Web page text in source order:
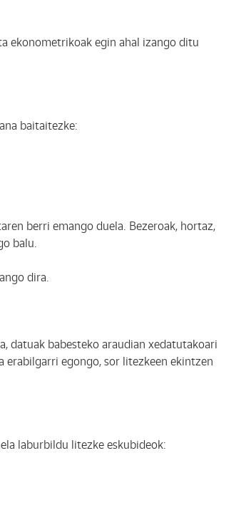
ekonometrikoak egin ahal izango ditu
baitaitezke:
berri emango duela. Bezeroak, hortaz,
balu.
dira.
datuak babesteko araudian xedatutakoari
erabilgarri egongo, sor litezkeen ekintzen
laburbildu litezke eskubideok: